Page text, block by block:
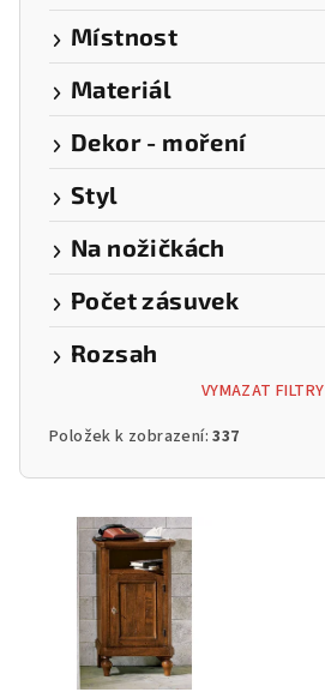
Místnost
Materiál
Dekor - moření
Styl
Na nožičkách
Počet zásuvek
Rozsah
VYMAZAT FILTRY
Položek k zobrazení:337